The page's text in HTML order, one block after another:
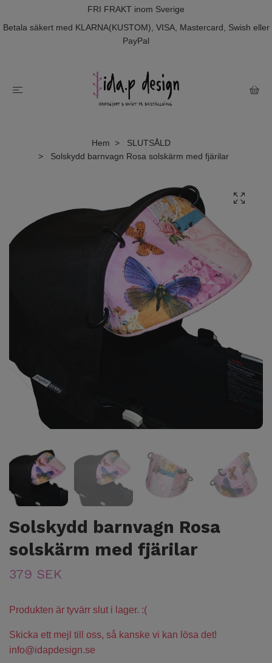
FRI FRAKT inom Sverige
Betala säkert med KLARNA(KUSTOM), VISA, Mastercard, Swish eller
PayPal
Hem
SLUTSÅLD
Solskydd barnvagn Rosa solskärm med fjärilar
Solskydd barnvagn Rosa
solskärm med fjärilar
379 SEK
Produkten är tyvärr slut i lager. :(
Skicka ett mejl till oss, så kanske vi kan lösa det!
info@idapdesign.se